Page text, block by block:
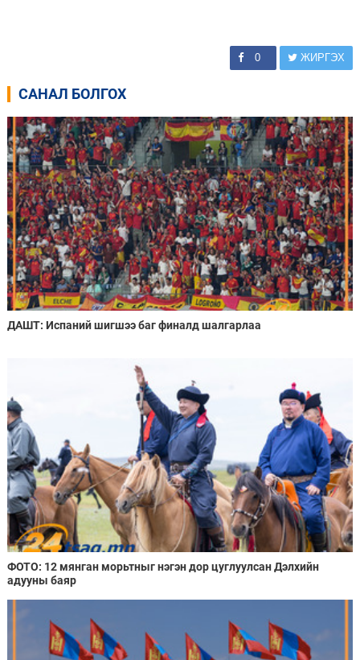
0 ЖИРГЭХ
САНАЛ БОЛГОХ
ДАШТ: Испаний шигшээ баг финалд шалгарлаа
ФОТО: 12 мянган морьтныг нэгэн дор цуглуулсан Дэлхийн
адууны баяр